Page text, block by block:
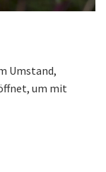
Umstand,
um mit